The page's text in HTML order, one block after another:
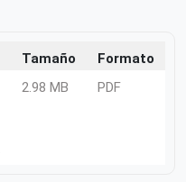
Tamaño
Formato
2.98 MB PDF